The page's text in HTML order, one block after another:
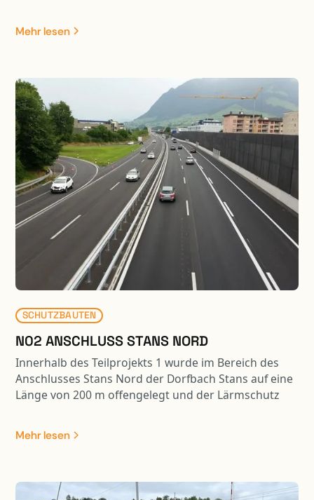
Oberbausanierung inkl. Materialersatz - Sperrschicht
mit AC Rail 16 - Neue Gleisentwässerungen Typ 3b,
Neue Fahrleitungsfundamente - Instandsetzung und
Umbau Bahnübergänge (Strail-Platten,
Kabelschächte, Kabelrohranlage) - Ersatz Zäune und
Fahrzeugrückhaltesysteme - Abschnittslängen:
Oberdorf 640m, Wolfenschiessen 100m, Dörfli
1‘700m.
Mehr lesen
SCHUTZBAUTEN
N02 ANSCHLUSS STANS NORD
Innerhalb des Teilprojekts 1 wurde im Bereich des
Anschlusses Stans Nord der Dorfbach Stans auf eine
Länge von 200 m offengelegt und der Lärmschutz
integrierten Hochwasserentlastungen.
Mehr lesen